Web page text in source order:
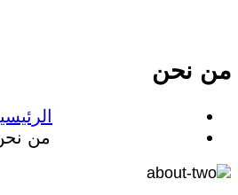
من نحن
من